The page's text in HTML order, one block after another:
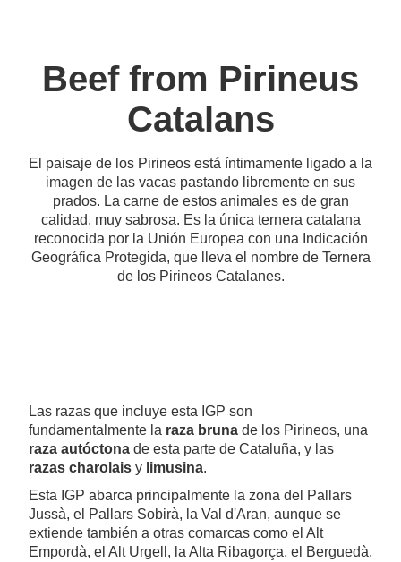
Beef from Pirineus
Catalans
El paisaje de los Pirineos está íntimamente ligado a la
imagen de las vacas pastando libremente en sus
prados. La carne de estos animales es de gran
calidad, muy sabrosa. Es la única ternera catalana
reconocida por la Unión Europea con una Indicación
Geográfica Protegida, que lleva el nombre de Ternera
de los Pirineos Catalanes.
Las razas que incluye esta IGP son
fundamentalmente la raza bruna de los Pirineos, una
raza autóctona de esta parte de Cataluña, y las
razas charolais y limusina.
Esta IGP abarca principalmente la zona del Pallars
Jussà, el Pallars Sobirà, la Val d'Aran, aunque se
extiende también a otras comarcas como el Alt
Empordà, el Alt Urgell, la Alta Ribagorça, el Berguedà,